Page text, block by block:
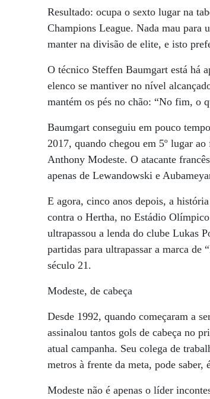
Resultado: ocupa o sexto lugar na
Champions League. Nada mau para
manter na divisão de elite, e isto
O técnico Steffen Baumgart está há
elenco se mantiver no nível
mantém os pés no chão: “No fim, o
Baumgart conseguiu em pouco
2017, quando chegou em 5º lugar
Anthony Modeste. O atacante
apenas de Lewandowski e
E agora, cinco anos depois, a
contra o Hertha, no Estádio
ultrapassou a lenda do clube Lukas
partidas para ultrapassar a marca de
século 21.
Modeste, de cabeça
Desde 1992, quando começaram a
assinalou tantos gols de cabeça no
atual campanha. Seu colega de
metros à frente da meta, pode saber,
Modeste não é apenas o líder